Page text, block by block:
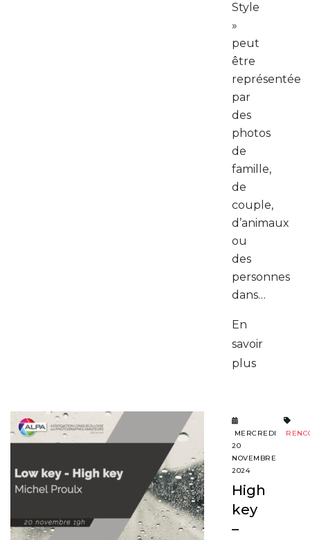
Style
»
peut
être
représentée
par
des
photos
de
famille,
de
couple,
d’animaux
ou
des
personnes
dans…
En
savoir
plus
MERCREDI
20
NOVEMBRE
2024
High
key
–